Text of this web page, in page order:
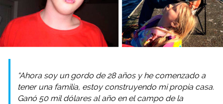
“Ahora soy un gordo de 28 años y he comenzado a
tener una familia, estoy construyendo mi propia casa.
Ganó 50 mil dólares al año en el campo de la